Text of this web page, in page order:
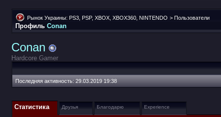
Рынок Украины: PS3, PSP, XBOX, XBOX360, NINTENDO > Пользователи
Профиль Conan
Conan
Hardcore Gamer
Последняя активность: 29.03.2019 19:38
Статистика Друзья Благодарю Experience